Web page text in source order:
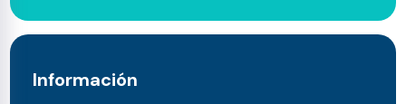
Información